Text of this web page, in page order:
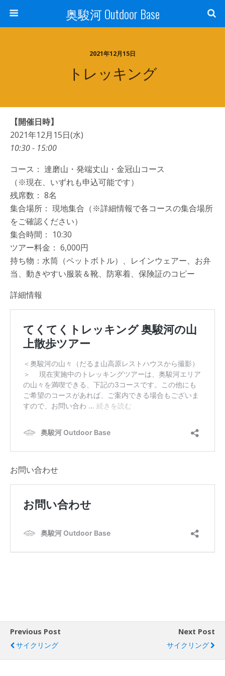
奥駿河 Outdoor Base
2021年12月15日
トレッキング
【開催日時】
2021年12月15日(水)
10:30 - 15:00
コース： 達磨山・発端丈山・金冠山コース
（※現在、いずれも申込可能です）
残席数： 8名
集合場所： 現地集合（※詳細情報で各コースの集合場所
をご確認ください）
集合時間： 10:30
ツアー料金： 6,000円
持ち物：水筒（ペットボトル）、レインウェアー、お弁
当、動きやすい服装＆靴、防寒着、保険証のコピー
詳細情報
お問い合わせ
Previous Post
サイクリング
Next Post
サイクリング